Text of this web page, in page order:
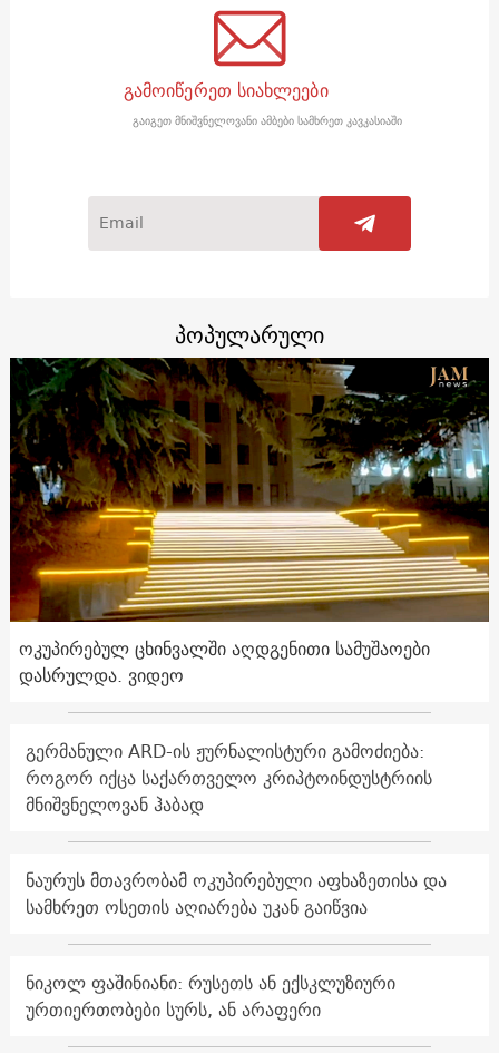
გამოიწერეთ სიახლეები
გაიგეთ მნიშვნელოვანი ამბები სამხრეთ კავკასიაში
პოპულარული
ოკუპირებულ ცხინვალში აღდგენითი სამუშაოები
დასრულდა. ვიდეო
გერმანული ARD-ის ჟურნალისტური გამოძიება:
როგორ იქცა საქართველო კრიპტოინდუსტრიის
მნიშვნელოვან ჰაბად
ნაურუს მთავრობამ ოკუპირებული აფხაზეთისა და
სამხრეთ ოსეთის აღიარება უკან გაიწვია
ნიკოლ ფაშინიანი: რუსეთს ან ექსკლუზიური
ურთიერთობები სურს, ან არაფერი